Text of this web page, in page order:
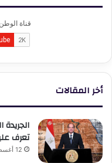
أخر المقالات
تعرف
12 أغسطس، 2024